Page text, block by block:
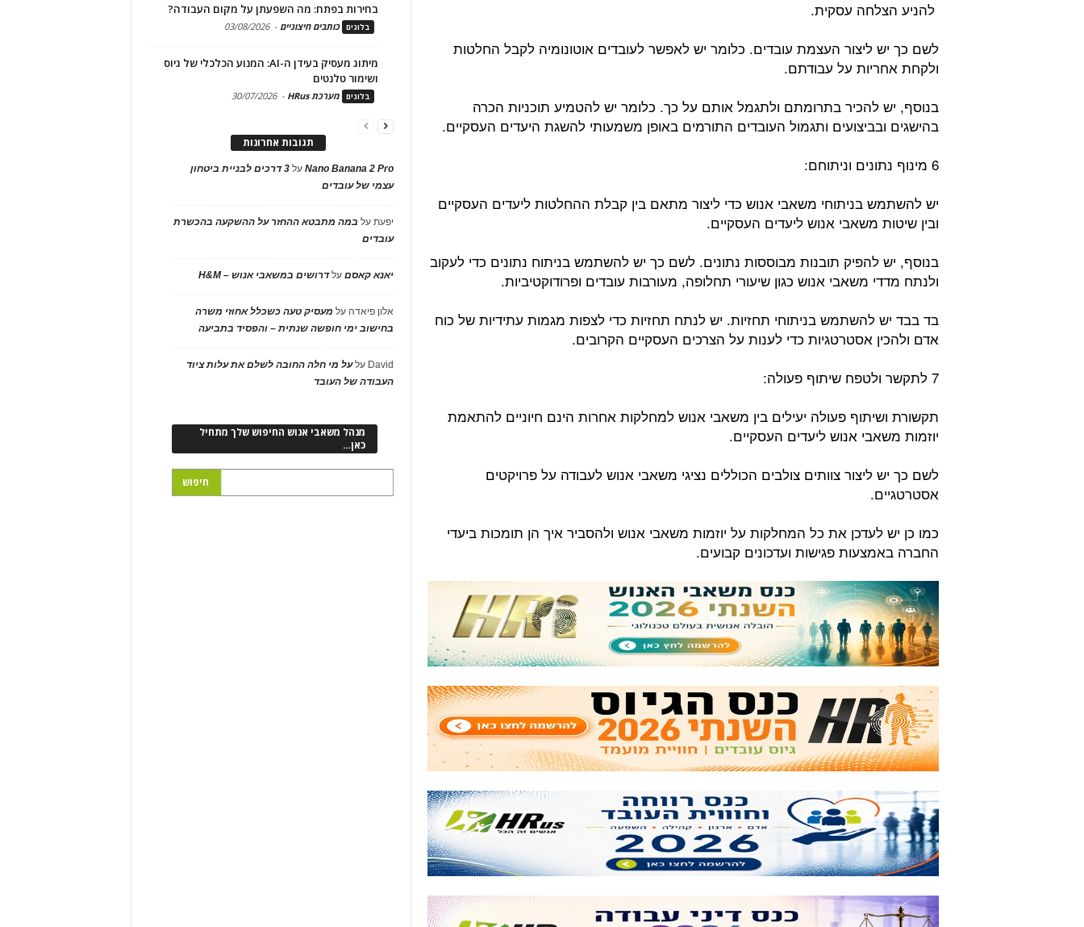
להניע הצלחה עסקית.
לשם כך יש ליצור העצמת עובדים. כלומר יש לאפשר לעובדים אוטונומיה לקבל החלטות
ולקחת אחריות על עבודתם.
בנוסף, יש להכיר בתרומתם ולתגמל אותם על כך. כלומר יש להטמיע תוכניות הכרה
בהישגים ובביצועים ותגמול העובדים התורמים באופן משמעותי להשגת היעדים העסקיים.
6 מינוף נתונים וניתוחם:
יש להשתמש בניתוחי משאבי אנוש כדי ליצור מתאם בין קבלת ההחלטות ליעדים העסקיים
ובין שיטות משאבי אנוש ליעדים העסקיים.
בנוסף, יש להפיק תובנות מבוססות נתונים. לשם כך יש להשתמש בניתוח נתונים כדי לעקוב
ולנתח מדדי משאבי אנוש כגון שיעורי תחלופה, מעורבות עובדים ופרודוקטיביות.
בד בבד יש להשתמש בניתוחי תחזיות. יש לנתח תחזיות כדי לצפות מגמות עתידיות של כוח
אדם ולהכין אסטרטגיות כדי לענות על הצרכים העסקיים הקרובים.
7 לתקשר ולטפח שיתוף פעולה:
תקשורת ושיתוף פעולה יעילים בין משאבי אנוש למחלקות אחרות הינם חיוניים להתאמת
יוזמות משאבי אנוש ליעדים העסקיים.
לשם כך יש ליצור צוותים צולבים הכוללים נציגי משאבי אנוש לעבודה על פרויקטים
אסטרטגיים.
כמו כן יש לעדכן את כל המחלקות על יוזמות משאבי אנוש ולהסביר איך הן תומכות ביעדי
החברה באמצעות פגישות ועדכונים קבועים.
בחירות בפתח: מה השפעתן על מקום העבודה?
בלוגים כותבים חיצוניים -
03/08/2026
מיתוג מעסיק בעידן ה-AI: המנוע הכלכלי של גיוס
ושימור טלנטים
בלוגים מערכת HRus -
30/07/2026
תגובות אחרונות
Nano Banana 2 Proעל
3 דרכים לבניית ביטחון
עצמי של עובדים
יפעתעל במה מתבטא ההחזר על ההשקעה בהכשרת
עובדים
יאנא קאסםעלדרושים במשאבי אנוש – H&M
אלון פיאדה על מעסיק טעה כשכלל אחוזי משרה
בחישוב ימי חופשה שנתית – והפסיד בתביעה
David עלעל מי חלה החובה לשלם את עלות ציוד
העבודה של העובד
מנהל משאבי אנוש החיפוש שלך מתחיל
כאן…